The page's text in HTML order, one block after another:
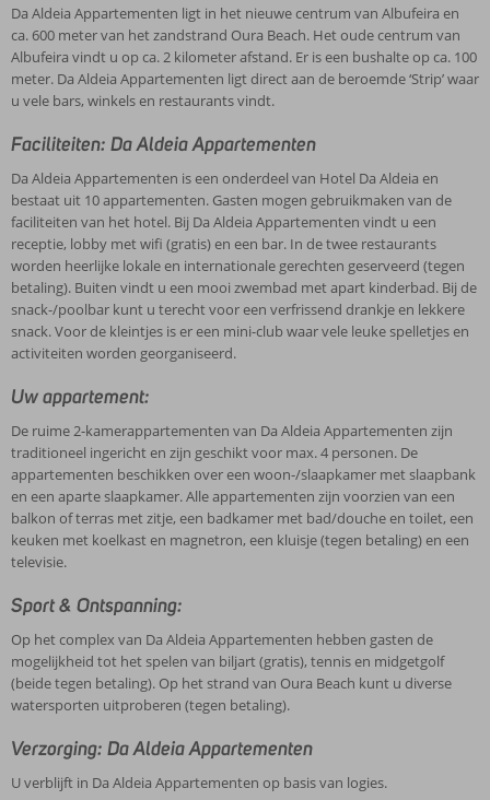
Da Aldeia Appartementen ligt in het nieuwe centrum van Albufeira en
ca. 600 meter van het zandstrand Oura Beach. Het oude centrum van
Albufeira vindt u op ca. 2 kilometer afstand. Er is een bushalte op ca. 100
meter. Da Aldeia Appartementen ligt direct aan de beroemde ‘Strip’ waar
u vele bars, winkels en restaurants vindt.
Faciliteiten: Da Aldeia Appartementen
Da Aldeia Appartementen is een onderdeel van Hotel Da Aldeia en
bestaat uit 10 appartementen. Gasten mogen gebruikmaken van de
faciliteiten van het hotel. Bij Da Aldeia Appartementen vindt u een
receptie, lobby met wifi (gratis) en een bar. In de twee restaurants
worden heerlijke lokale en internationale gerechten geserveerd (tegen
betaling). Buiten vindt u een mooi zwembad met apart kinderbad. Bij de
snack-/poolbar kunt u terecht voor een verfrissend drankje en lekkere
snack. Voor de kleintjes is er een mini-club waar vele leuke spelletjes en
activiteiten worden georganiseerd.
Uw appartement:
De ruime 2-kamerappartementen van Da Aldeia Appartementen zijn
traditioneel ingericht en zijn geschikt voor max. 4 personen. De
appartementen beschikken over een woon-/slaapkamer met slaapbank
en een aparte slaapkamer. Alle appartementen zijn voorzien van een
balkon of terras met zitje, een badkamer met bad/douche en toilet, een
keuken met koelkast en magnetron, een kluisje (tegen betaling) en een
televisie.
Sport & Ontspanning:
Op het complex van Da Aldeia Appartementen hebben gasten de
mogelijkheid tot het spelen van biljart (gratis), tennis en midgetgolf
(beide tegen betaling). Op het strand van Oura Beach kunt u diverse
watersporten uitproberen (tegen betaling).
Verzorging: Da Aldeia Appartementen
U verblijft in Da Aldeia Appartementen op basis van logies.